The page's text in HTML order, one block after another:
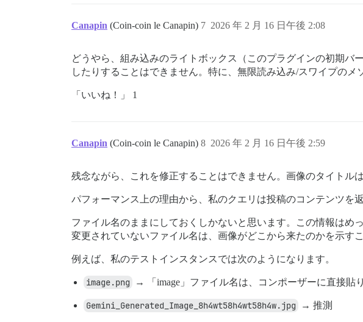
Canapin (Coin-coin le Canapin) 2026 年 2 月 16 日午後 2:08
7
どうやら、組み込みのライトボックス（このプラグインの初期
したりすることはできません。特に、無限読み込み/スワイプの
「いいね！」 1
Canapin (Coin-coin le Canapin) 2026 年 2 月 16 日午後 2:59
8
残念ながら、これを修正することはできません。画像のタイトル
パフォーマンス上の理由から、私のクエリは投稿のコンテンツを
ファイル名のままにしておくしかないと思います。この情報はめ
変更されていないファイル名は、画像がどこから来たのかを示す
例えば、私のテストインスタンスでは次のようになります。
image.png → 「image」ファイル名は、コンポーザーに直接貼
Gemini_Generated_Image_8h4wt58h4wt58h4w.jpg → 推測